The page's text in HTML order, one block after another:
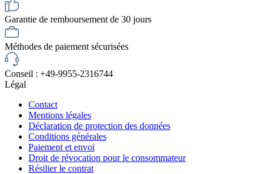
Garantie de remboursement de 30 jours
Méthodes de paiement sécurisées
Conseil : +49-9955-2316744
Légal
Contact
Mentions légales
Déclaration de protection des données
Conditions générales
Paiement et envoi
Droit de révocation pour le consommateur
Résilier le contrat